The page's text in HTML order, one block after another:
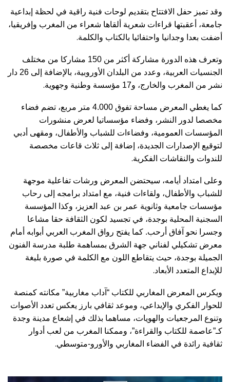
وقد تميز حفل الافتتاح بتقديم لوحات فنية راقية في لحظة إبداعية
جامعة، أعقبتها قراءات شعرية ألقاها شعراء من المغرب وإفريقيا،
أضفت بعدا وجدانيا واحتفائيا بالكتاب والكلمة.
وتعرف هذه الدورة مشاركة أكثر من 150 مشاركا من مختلف
الجنسيات العربية، وعدد من البلدان الأوروبية، بالإضافة إلى 26 دار
نشر من المغرب والخارج، و17 مؤسسة وطنية وجهوية
.
كما يغطي المعرض مساحة تفوق 4.000 متر مربع، تضم فضاء
مخصصا لدور النشر، وفضاء مؤسساتيا لعرض منشورات
المؤسسات العمومية، وفضاءات للشباب والأطفال، ومقهى أدبي
لتوقيع الإصدارات الجديدة، إضافة إلى ثلاث قاعات مخصصة
للندوات والنقاشات الفكرية.
وعلى امتداد أيامه، سيحتضن المعرض ورشات تفاعلية موجهة
للشباب والأطفال، ولقاءات فنية، مع امتداد برامجه إلى رحاب
مؤسسات جامعية وثانوية عمر بن عبد العزيز، وكذا المؤسسة
السجنية المحلية بوجدة، في تجسيد لكون الثقافة حقا مشاعا
وجسرا نحو آفاق أرحب. كما يفتح رواق المغرب العربي أبوابه أمام
معرض تشكيلي لفناني جهة الشرق بمساهمة طلبة مدرسة الفنون
الجميلة بوجدة، حيث يتقاطع اللون مع الكلمة في صورة بليغة
للإبداع المتعدد الأبعاد.
ويكرس المعرض المغاربي للكتاب “آداب مغاربية” مكانته كمنصة
للحوار الفكري والإبداعي، وموعد ثقافي بارز يعكس تعدد الأصوات
وتنوع المرجعيات والهويات، مساهما بذلك في إشعاع مدينة وجدة
كـ”عاصمة للكتاب والقراءة”، وممكنا المغرب من لعب أدوار
ثقافية رائدة في الفضاء المغاربي والأورو-متوسطي.